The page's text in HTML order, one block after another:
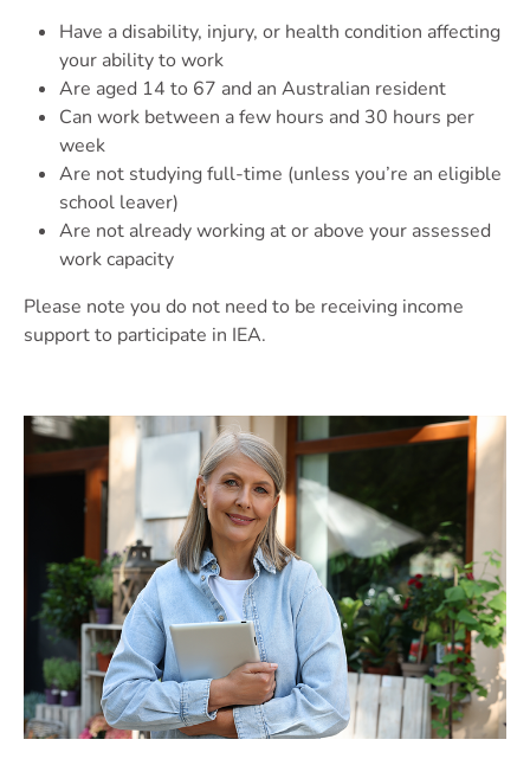
Have a disability, injury, or health condition affecting
your ability to work
Are aged 14 to 67 and an Australian resident
Can work between a few hours and 30 hours per
week
Are not studying full-time (unless you’re an eligible
school leaver)
Are not already working at or above your assessed
work capacity
Please note you do not need to be receiving income
support to participate in IEA.